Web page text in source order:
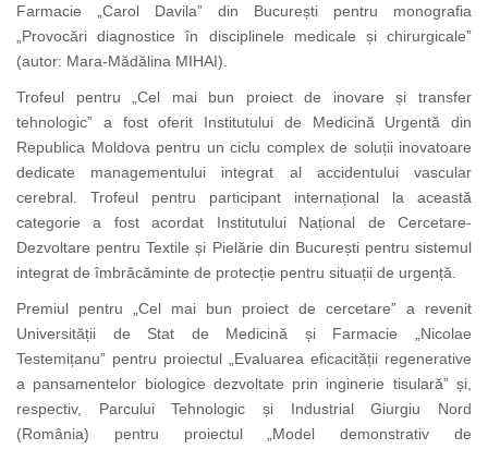
Farmacie „Carol Davila” din București pentru monografia
„Provocări diagnostice în disciplinele medicale și chirurgicale”
(autor: Mara-Mădălina MIHAI).
Trofeul pentru „Cel mai bun proiect de inovare și transfer
tehnologic” a fost oferit Institutului de Medicină Urgentă din
Republica Moldova pentru un ciclu complex de soluții inovatoare
dedicate managementului integrat al accidentului vascular
cerebral. Trofeul pentru participant internațional la această
categorie a fost acordat Institutului Național de Cercetare-
Dezvoltare pentru Textile și Pielărie din București pentru sistemul
integrat de îmbrăcăminte de protecție pentru situații de urgență.
Premiul pentru „Cel mai bun proiect de cercetare” a revenit
Universității de Stat de Medicină și Farmacie „Nicolae
Testemițanu” pentru proiectul „Evaluarea eficacității regenerative
a pansamentelor biologice dezvoltate prin inginerie tisulară” și,
respectiv, Parcului Tehnologic și Industrial Giurgiu Nord
(România) pentru proiectul „Model demonstrativ de